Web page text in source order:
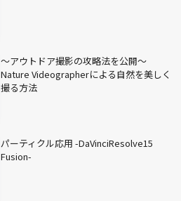
〜アウトドア撮影の攻略法を公開〜
Nature Videographerによる自然を美しく
撮る方法
パーティクル応用 -DaVinciResolve15
Fusion-